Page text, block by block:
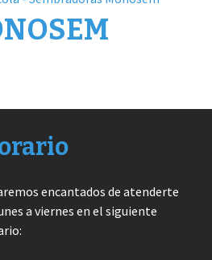
encantados de atenderte
a viernes en el siguiente